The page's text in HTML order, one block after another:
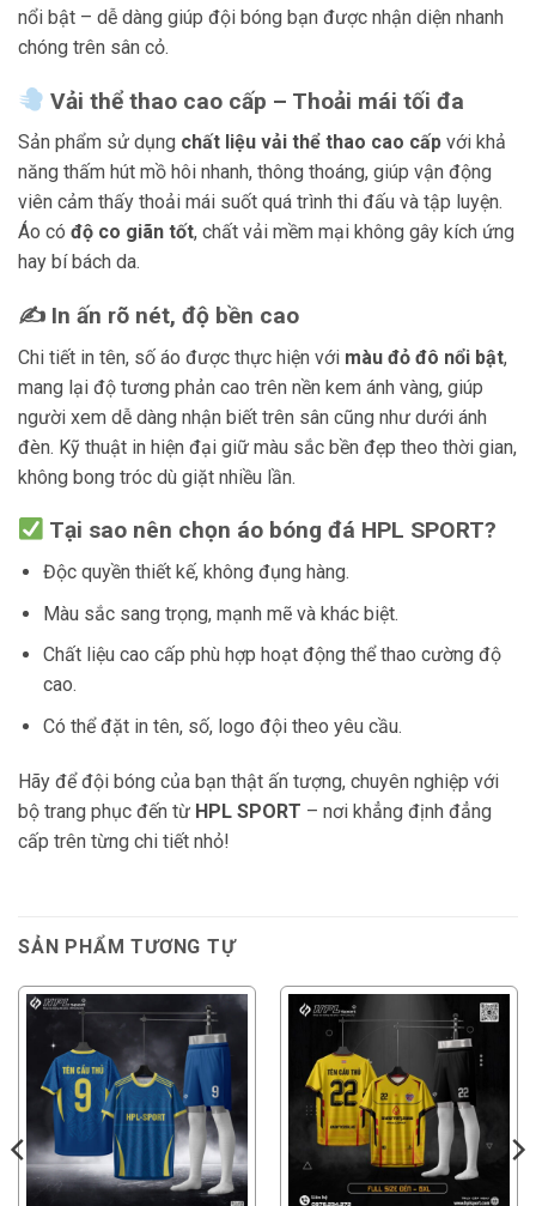
nổi bật – dễ dàng giúp đội bóng bạn được nhận diện nhanh
chóng trên sân cỏ.
Vải thể thao cao cấp – Thoải mái tối đa
Sản phẩm sử dụng chất liệu vải thể thao cao cấp với khả
năng thấm hút mồ hôi nhanh, thông thoáng, giúp vận động
viên cảm thấy thoải mái suốt quá trình thi đấu và tập luyện.
Áo có độ co giãn tốt, chất vải mềm mại không gây kích ứng
hay bí bách da.
✍️ In ấn rõ nét, độ bền cao
Chi tiết in tên, số áo được thực hiện với màu đỏ đô nổi bật,
mang lại độ tương phản cao trên nền kem ánh vàng, giúp
người xem dễ dàng nhận biết trên sân cũng như dưới ánh
đèn. Kỹ thuật in hiện đại giữ màu sắc bền đẹp theo thời gian,
không bong tróc dù giặt nhiều lần.
Tại sao nên chọn áo bóng đá HPL SPORT?
Độc quyền thiết kế, không đụng hàng.
Màu sắc sang trọng, mạnh mẽ và khác biệt.
Chất liệu cao cấp phù hợp hoạt động thể thao cường độ
cao.
Có thể đặt in tên, số, logo đội theo yêu cầu.
Hãy để đội bóng của bạn thật ấn tượng, chuyên nghiệp với
bộ trang phục đến từ HPL SPORT – nơi khẳng định đẳng
cấp trên từng chi tiết nhỏ!
SẢN PHẨM TƯƠNG TỰ